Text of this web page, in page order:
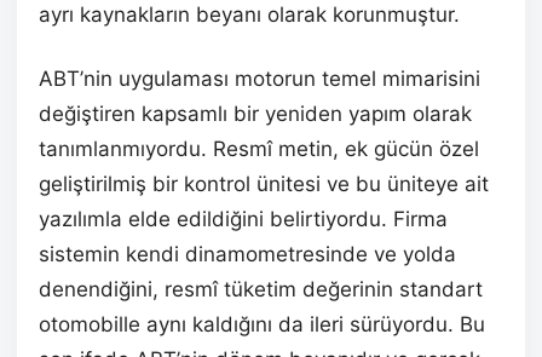
ayrı kaynakların beyanı olarak korunmuştur.
ABT’nin uygulaması motorun temel mimarisini
değiştiren kapsamlı bir yeniden yapım olarak
tanımlanmıyordu. Resmî metin, ek gücün özel
geliştirilmiş bir kontrol ünitesi ve bu üniteye ait
yazılımla elde edildiğini belirtiyordu. Firma
sistemin kendi dinamometresinde ve yolda
denendiğini, resmî tüketim değerinin standart
otomobille aynı kaldığını da ileri sürüyordu. Bu